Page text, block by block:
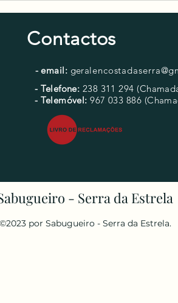
Contactos
- email: geralencostadaserra
- Telefone: 238 311 294
- Telemóvel: 967 033 886
- Serra da Estrela
©2023 por Sabugueiro - Serra da Estrela.